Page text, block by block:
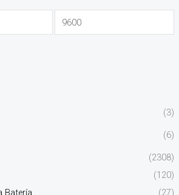
(3)
(6)
(2308)
(120)
Batería
(27)